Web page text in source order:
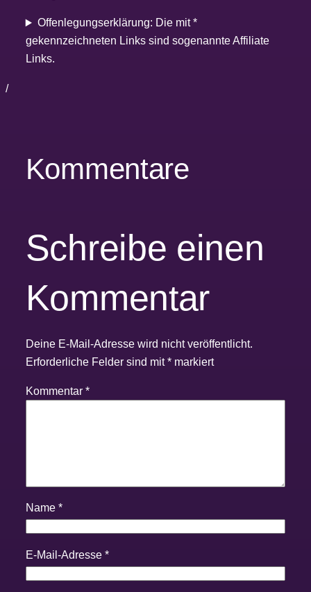
Offenlegungserklärung: Die mit *
gekennzeichneten Links sind sogenannte Affiliate
Links.
/
Kommentare
Schreibe einen
Kommentar
Deine E-Mail-Adresse wird nicht veröffentlicht.
Erforderliche Felder sind mit*markiert
Kommentar *
Name *
E-Mail-Adresse *